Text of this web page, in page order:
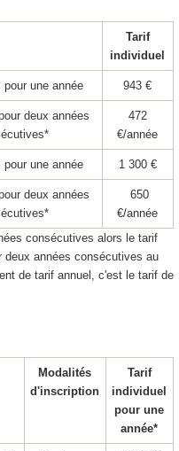
Tarif
individuel
pour une année 943 €
deux années
472
€/année
pour une année 1 300 €
deux années
650
€/année
consécutives alors le tarif
deux années consécutives au
de tarif annuel, c'est le tarif de
Modalités
d'inscription
Tarif
individuel
pour une
année*